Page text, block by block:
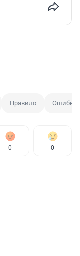
Правило Ошибки
0 0